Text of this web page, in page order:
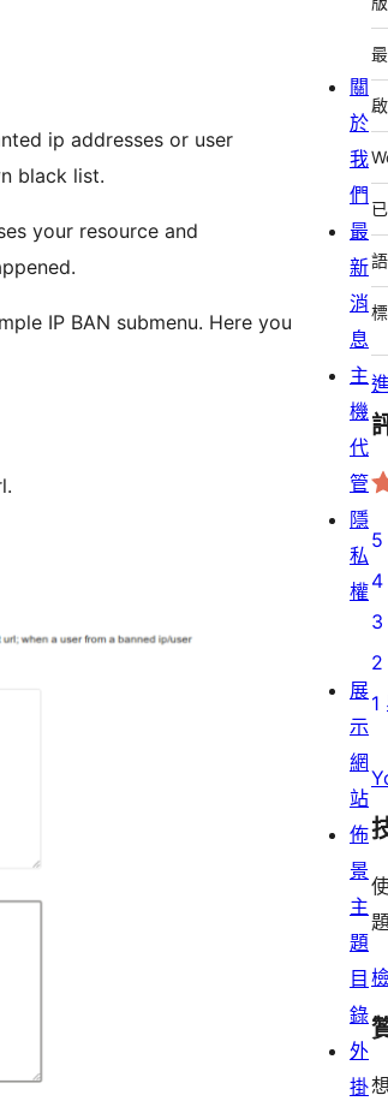
or user
black list.
your resource and
6
個
5
星
使
者
論
5
個
4
星
用
者
論
4
0
個
3
使
用
評
論
3
個
星
使
者
評
論
2
1
星
用
者
評
1
關
於
我
們
最
新
消
息
主
機
代
管
隱
私
權
展
示
網
站
佈
景
主
題
目
錄
外
掛